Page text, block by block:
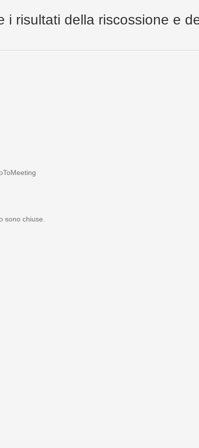
i risultati della riscossione e
sono chiuse.